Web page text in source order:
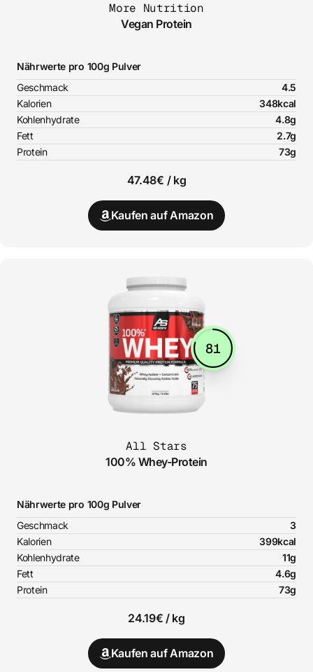
More Nutrition
Vegan Protein
Nährwerte pro 100g Pulver
Geschmack
4.5
Kalorien
348kcal
Kohlenhydrate
4.8g
Fett
2.7g
Protein
73g
47.48€ / kg
Kaufen auf Amazon
81
All Stars
100% Whey-Protein
Nährwerte pro 100g Pulver
Geschmack
3
Kalorien
399kcal
Kohlenhydrate
11g
Fett
4.6g
Protein
73g
24.19€ / kg
Kaufen auf Amazon